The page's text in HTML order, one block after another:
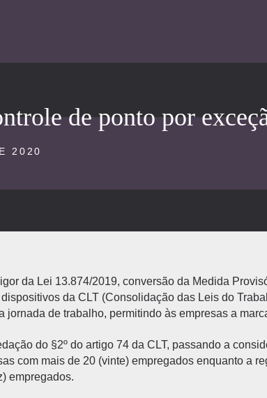
de ponto por
2020
da Lei 13.874/2019, conversão da Medida
dispositivos da CLT (Consolidação das Leis do
jornada de trabalho, permitindo às empresas a
do §2º do artigo 74 da CLT, passando a
com mais de 20 (vinte) empregados enquanto a
empregados.